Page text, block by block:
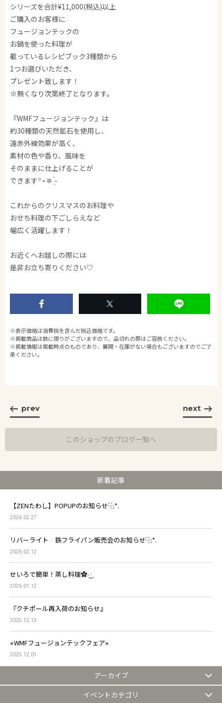
シリーズを合計¥11,000(税込)以上
ご購入のお客様に
フュージョンテックの
お鍋を使った料理が
載っているレシピブック3種類から
1つお選びいただき、
プレゼント致します！
※無くなり次第終了となります。
『WMFフュージョンテック』は
約30種類の天然鉱石を使用し、
遠赤外線効果が高く、
素材の色や香り、風味を
そのままに仕上げることが
できます꙳⋆𖤐 ̖́-‬
これからのクリスマスのお料理や
おせち料理の下ごしらえなど
幅広く活躍します！
お近くへお越しの際には
是非お立ち寄りください♡
※表示価格は消費税を含んだ税込価格です。
※掲載商品は数に限りがございますので、品切れの際はご容赦ください。
※掲載情報は掲載時点のものであり、展開・在庫がない場合もございますのでご了
承ください。
prev next
このショップのブログ一覧へ
新着記事
【ZENたわし】POPUPのお知らせ⿻*.‪
2026.02.27
リバーライト 鉄フライパン販売会のお知らせ⿻*.‪
2026.02.12
せいろで簡単！蒸し料理✿·͜·
2026.01.12
『クチポール再入荷のお知らせ』
2025.12.15
⭐︎WMFフュージョンテックフェア⭐︎
2025.12.01
アーカイブ
イベントカテゴリ